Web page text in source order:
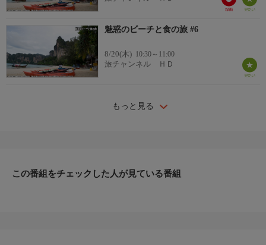
魅惑のビーチと食の旅 #6
8/20(木) 10:30～11:00
旅チャンネル ＨＤ
もっと見る
この番組をチェックした人が見ている番組